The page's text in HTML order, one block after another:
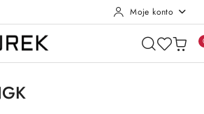
Moje konto